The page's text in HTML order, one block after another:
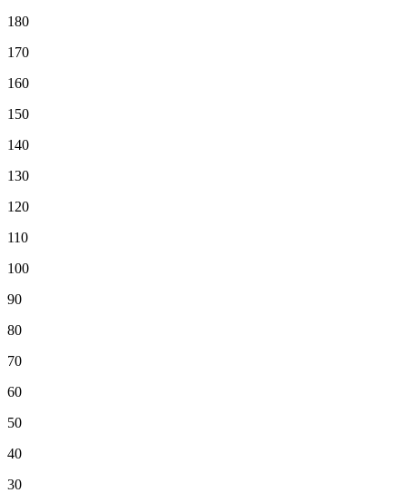
180
170
160
150
140
130
120
110
100
90
80
70
60
50
40
30